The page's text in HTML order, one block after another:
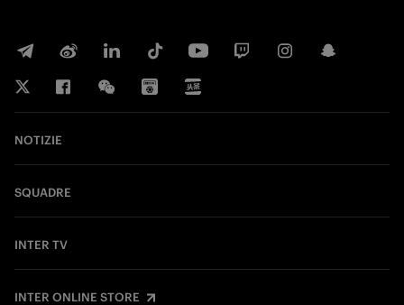
NOTIZIE
SQUADRE
INTER TV
INTER ONLINE STORE